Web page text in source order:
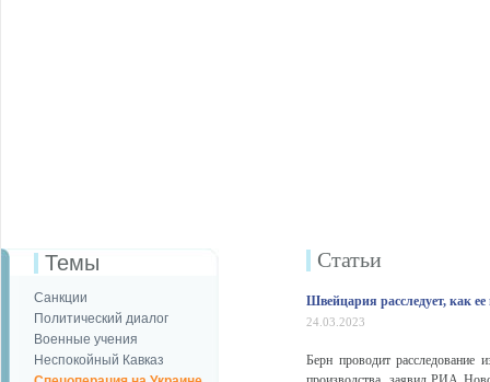
Темы
Санкции
Политический диалог
Военные учения
Неспокойный Кавказ
Статьи
Швейцария расследует, как
24.03.2023
Берн проводит расследование